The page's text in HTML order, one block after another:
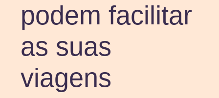
podem facilitar
as suas
viagens